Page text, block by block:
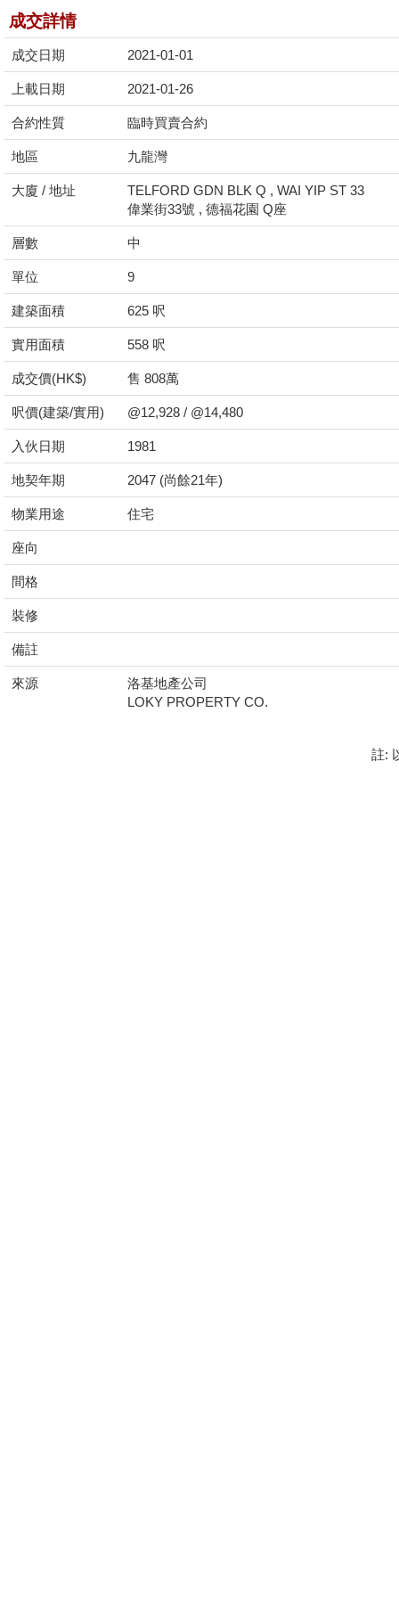
成交詳情
成交日期 2021-01-01
上載日期 2021-01-26
合約性質 臨時買賣合約
地區 九龍灣
大廈 / 地址
TELFORD GDN BLK Q , WAI YIP ST 33
偉業街33號 , 德福花園 Q座
層數 中
單位 9
建築面積 625 呎
實用面積 558 呎
成交價(HK$) 售 808萬
呎價(建築/實用) @12,928 / @14,480
入伙日期 1981
地契年期 2047 (尚餘21年)
物業用途 住宅
座向
間格
裝修
備註
來源
洛基地產公司
LOKY PROPERTY CO.
註: